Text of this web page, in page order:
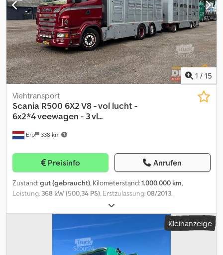
Auf Anfrage Identifikation Kennzeichen: 33-WH-LJ
1 / 15
Erp 338 km
Viehtransport
Scania R500 6X2 V8 - vol lucht -
6x2*4 veewagen - 3 vl...
Preisinfo Anrufen
Zustand:gut (gebraucht), Kilometerstand:1.000.000 km,
Leistung: 368 kW (500,34 PS), Erstzulassung:08/2013,
, Achsen-Konfiguration:
mm, Kraftstoff:Diesel, Farbe:Rot, Getriebetyp:Automatisch,
Euro5, Anzahl der Sitzplätze:
, Gesamtlänge:
, Gesamtbreite:2.550 mm , zulässige Achslast (Achse 1):
, zulässige Achslast (Achse 2):
Kleinanzeige